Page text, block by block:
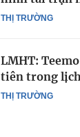
THỊ TRƯỜNG
THỊ TRƯỜNG
LMHT:
tiên trong lịch